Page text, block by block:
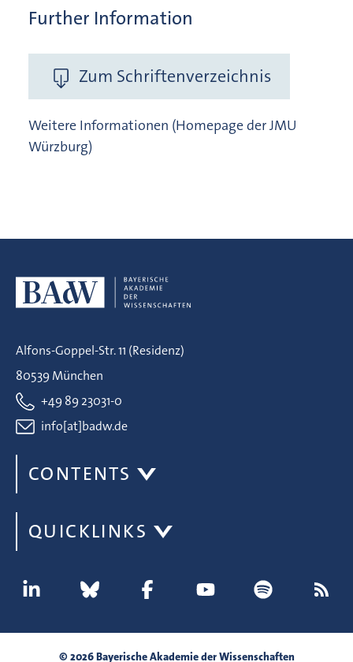
Further Information
Zum Schriftenverzeichnis
Weitere Informationen (Homepage der JMU
Würzburg)
Alfons-Goppel-Str. 11 (Residenz)
80539 München
+49 89 23031-0
info[at]badw.de
CONTENTS
QUICKLINKS
© 2026 Bayerische Akademie der Wissenschaften